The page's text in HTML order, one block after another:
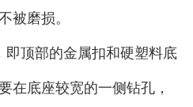
被磨损。
顶部的金属扣和硬塑料底
在底座较宽的一侧钻孔，